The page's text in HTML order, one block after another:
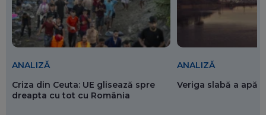
ANALIZĂ
Criza din Ceuta: UE glisează spre
dreapta cu tot cu România
ANALIZĂ
Veriga slabă a